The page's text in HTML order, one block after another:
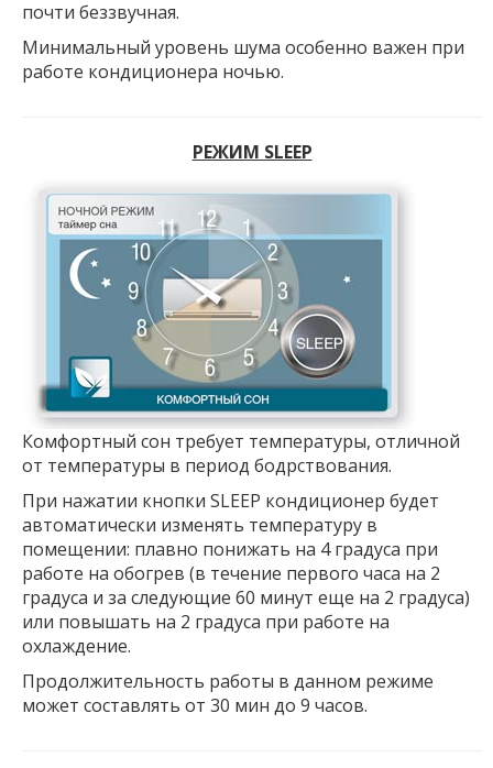
почти беззвучная.
Минимальный уровень шума особенно важен при
работе кондиционера ночью.
РЕЖИМ SLEEP
Комфортный сон требует температуры, отличной
от температуры в период бодрствования.
При нажатии кнопки SLEEP кондиционер будет
автоматически изменять температуру в
помещении: плавно понижать на 4 градуса при
работе на обогрев (в течение первого часа на 2
градуса и за следующие 60 минут еще на 2 градуса)
или повышать на 2 градуса при работе на
охлаждение.
Продолжительность работы в данном режиме
может составлять от 30 мин до 9 часов.